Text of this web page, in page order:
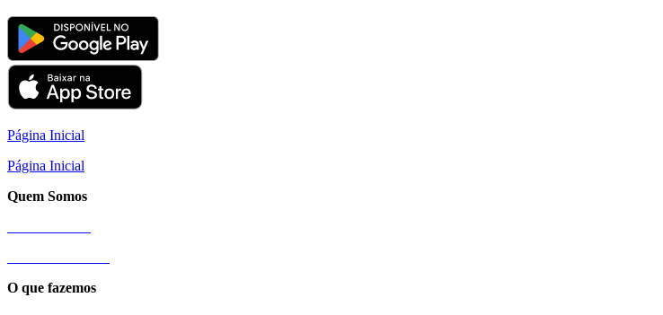
Página Inicial
Página Inicial
Quem Somos
O que fazemos